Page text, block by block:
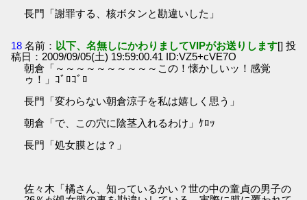
長門「謝罪する、核ボタンと勘違いした」
18 名前： 以下、名無しにかわりましてVIPがお送りします[] 投
稿日：2009/09/05(土) 19:59:00.41 ID:VZ5+cVE7O
朝倉「～～～～～～～～～～この！懐かしいッ！感覚
ゥ！」ｺﾞﾛｺﾞﾛ
長門「変わらない朝倉涼子を私は嬉しく思う」
朝倉「で、この穴に陰茎入れるわけ」ｹﾛｯ
長門「処女膜とは？」
佐々木「橘さん、知っているかい？世の中の童貞の男子の